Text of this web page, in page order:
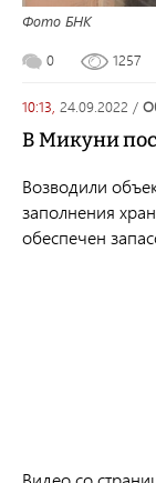
Фото БНК
0 1257
10:13, 24.09.2022 /
В Микуни
Возводили
заполнения
обеспечен